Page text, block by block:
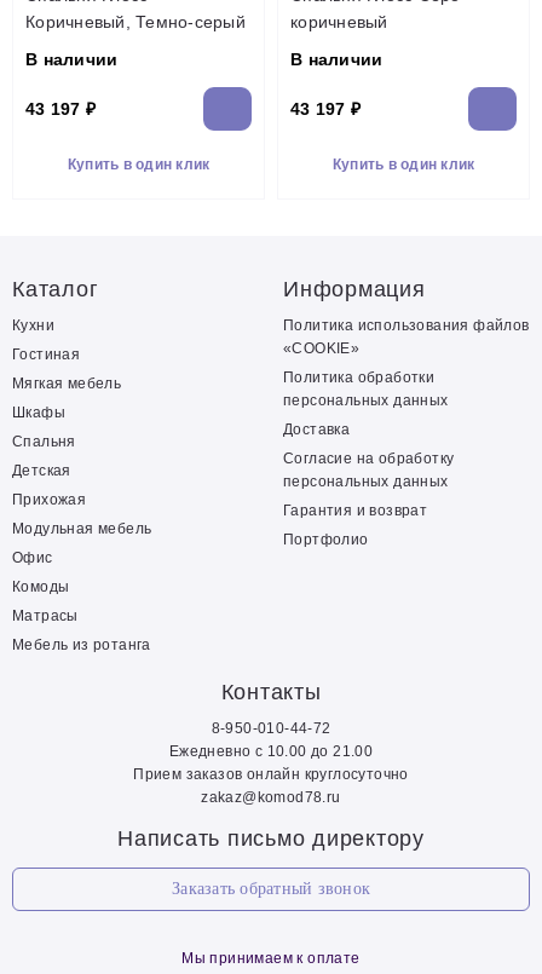
Коричневый, Темно-серый
В наличии
43 197 ₽
Купить в один клик
коричневый
В наличии
43 197 ₽
Купить в один клик
Каталог
Кухни
Гостиная
Мягкая мебель
Шкафы
Спальня
Детская
Прихожая
Модульная мебель
Офис
Комоды
Матрасы
Мебель из ротанга
Информация
Политика использования файлов
«COOKIE»
Политика обработки
персональных данных
Доставка
Согласие на обработку
персональных данных
Гарантия и возврат
Портфолио
Контакты
8-950-010-44-72
Ежедневно с 10.00 до 21.00
Прием заказов онлайн круглосуточно
zakaz@komod78.ru
Написать письмо директору
Заказать обратный звонок
Мы принимаем к оплате